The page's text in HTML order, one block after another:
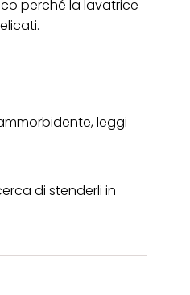
perché la lavatrice
leggi
di stenderli in